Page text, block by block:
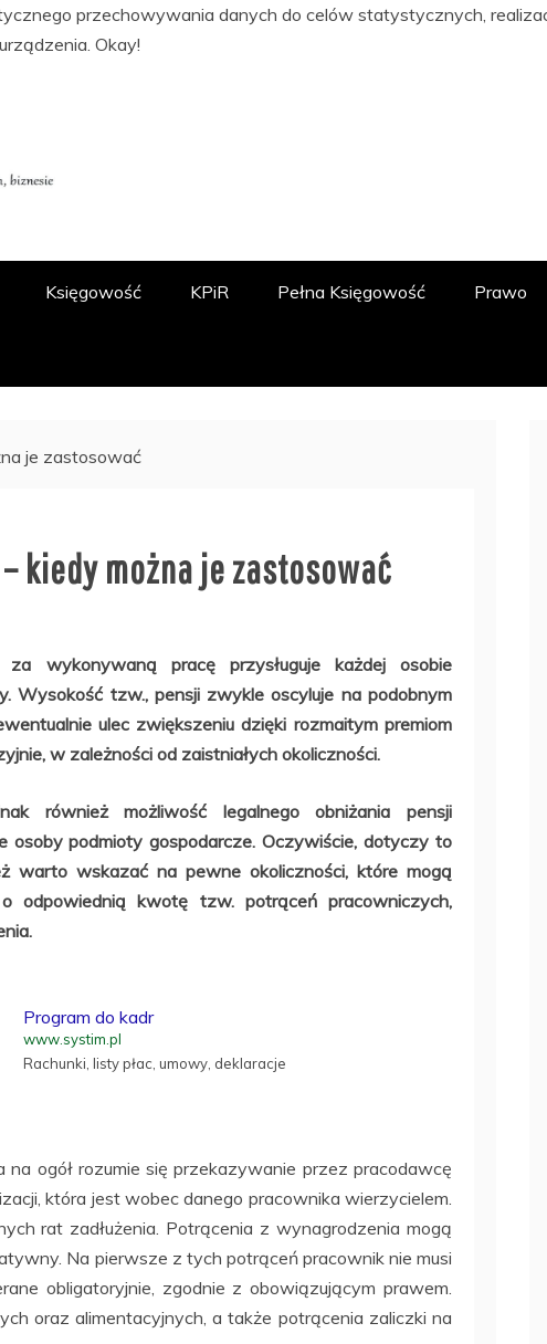
przechowywania danych do celów statystycznych,
Okay!
Księgowość KPiR Pełna Księgowość Prawo
je zastosować
kiedy można je zastosować
wykonywaną pracę przysługuje każdej osobie
Wysokość tzw., pensji zwykle oscyluje na podobnym
ulec zwiększeniu dzięki rozmaitym premiom
w zależności od zaistniałych okoliczności.
również możliwość legalnego obniżania pensji
osoby podmioty gospodarcze. Oczywiście, dotyczy to
warto wskazać na pewne okoliczności, które mogą
odpowiednią kwotę tzw. potrąceń pracowniczych,
Program do kadr
www.systim.pl
Rachunki, listy płac, umowy, deklaracje
ogół rozumie się przekazywanie przez pracodawcę
która jest wobec danego pracownika wierzycielem.
rat zadłużenia. Potrącenia z wynagrodzenia mogą
Na pierwsze z tych potrąceń pracownik nie musi
obligatoryjnie, zgodnie z obowiązującym prawem.
oraz alimentacyjnych, a także potrącenia zaliczki na